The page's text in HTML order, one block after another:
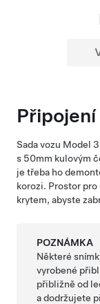
Sada vozu Model 3
s 50mm kulovým
je třeba ho
korozi. Prostor pro
krytem, abyste
POZNÁMKA
Některé
vyrobené
přibližně od
a dodržujete